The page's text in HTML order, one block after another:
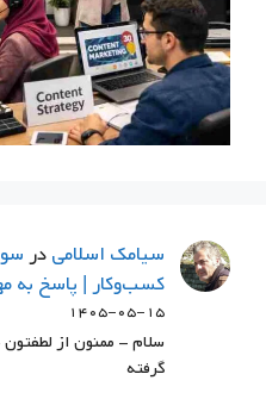
سيامك اسلاميدر
کسب‌وکار | پاسخ به
۱۴۰۵-۰۵-۱۵
سلام - ممنون از
گرفته